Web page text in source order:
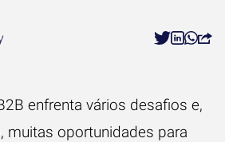
enfrenta vários desafios e,
muitas oportunidades para